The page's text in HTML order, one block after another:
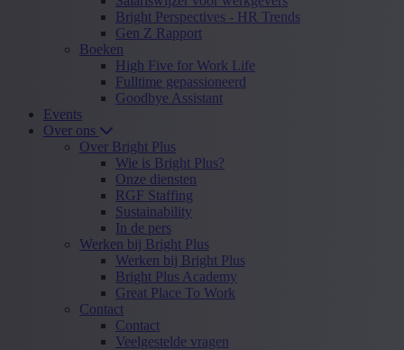
Bright Perspectives - HR Trends
Gen Z Rapport
Boeken
High Five for Work Life
Fulltime gepassioneerd
Goodbye Assistant
Events
Over ons
Over Bright Plus
Wie is Bright Plus?
Onze diensten
RGF Staffing
Sustainability
In de pers
Werken bij Bright Plus
Werken bij Bright Plus
Bright Plus Academy
Great Place To Work
Contact
Contact
Veelgestelde vragen